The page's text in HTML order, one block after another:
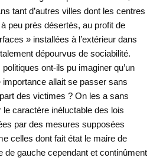
tant d’autres villes dont les centres
peu près désertés, au profit de
» installées à l’extérieur dans
dépourvus de sociabilité.
ont-ils pu imaginer qu’un
importance allait se passer sans
des victimes ? On les a sans
caractère inéluctable des lois
par des mesures supposées
celles dont fait état le maire de
de gauche cependant et continûment